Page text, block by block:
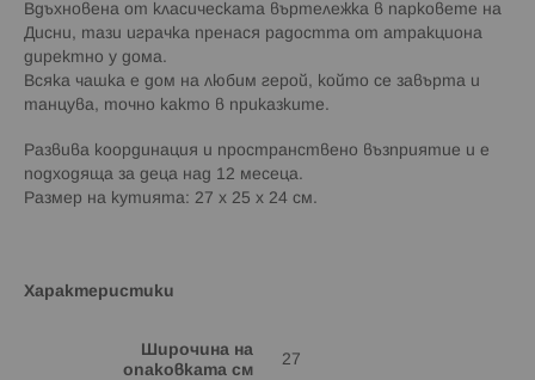
Вдъхновена от класическата въртележка в парковете на
Дисни, тази играчка пренася радостта от атракциона
директно у дома.
Всяка чашка е дом на любим герой, който се завърта и
танцува, точно както в приказките.
Развива координация и пространствено възприятие и е
подходяща за деца над 12 месеца.
Размер на кутията: 27 x 25 x 24 см.
Характеристики
Широчина на
опаковката см
27